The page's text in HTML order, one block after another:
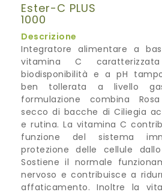
Ester-C PLUS
1000
Descrizione
Integratore alimentare a
vitamina C
biodisponibilità e a pH
ben tollerata a livello
formulazione combina
secco di bacche di Ciliegia
e rutina. La vitamina C
funzione del sistema
protezione delle cellule
Sostiene il normale
nervoso e contribuisce a
affaticamento. Inoltre la